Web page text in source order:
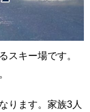
スキー場です。
ります。家族3人